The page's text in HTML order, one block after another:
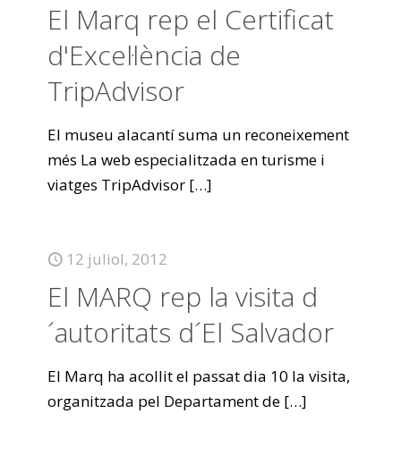
El Marq rep el Certificat
d'Excel·lència de
TripAdvisor
El museu alacantí suma un reconeixement
més La web especialitzada en turisme i
viatges TripAdvisor […]
12 juliol, 2012
El MARQ rep la visita d
´autoritats d´El Salvador
El Marq ha acollit el passat dia 10 la visita,
organitzada pel Departament de […]